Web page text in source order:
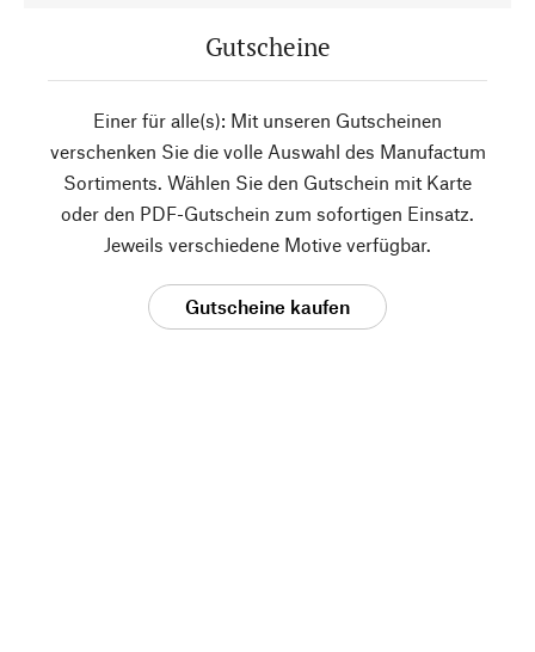
Gutscheine
Einer für alle(s): Mit unseren Gutscheinen
verschenken Sie die volle Auswahl des Manufactum
Sortiments. Wählen Sie den Gutschein mit Karte
oder den PDF-Gutschein zum sofortigen Einsatz.
Jeweils verschiedene Motive verfügbar.
Gutscheine kaufen